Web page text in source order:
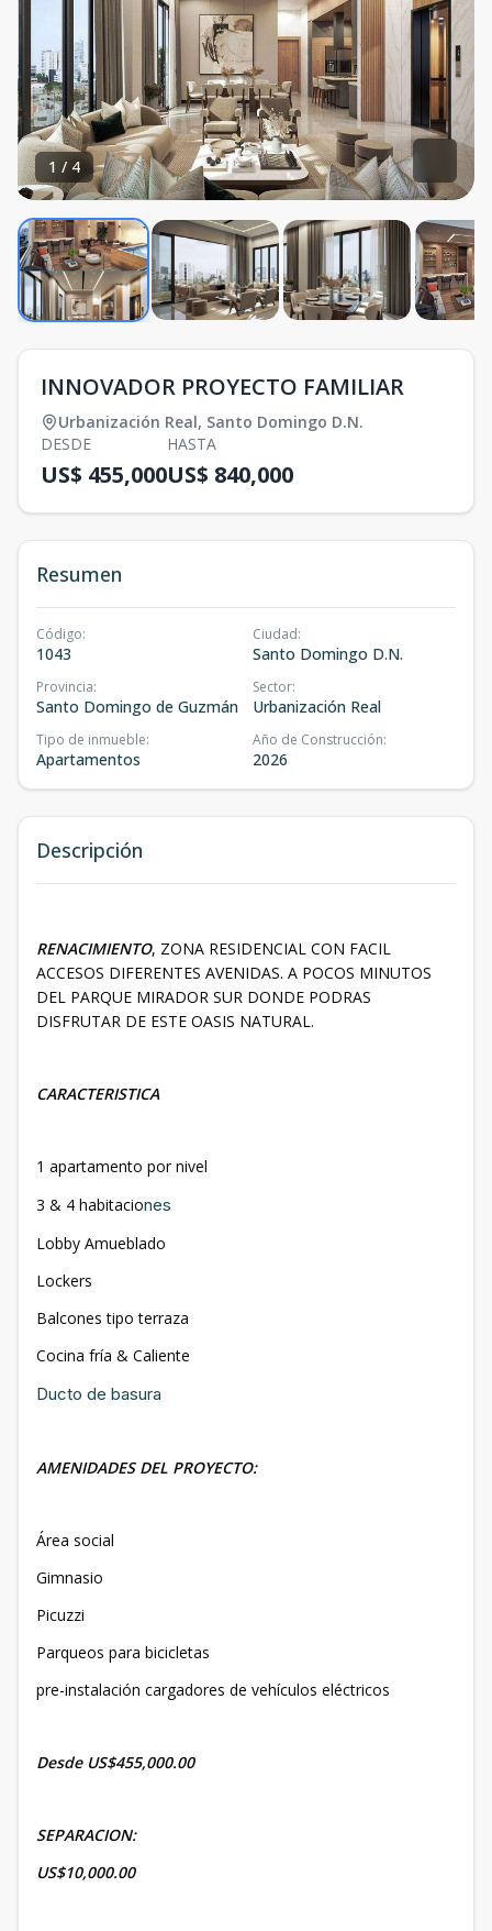
1 / 4
INNOVADOR PROYECTO FAMILIAR
Urbanización Real, Santo Domingo D.N.
DESDE
US$ 455,000
HASTA
US$ 840,000
Resumen
Código:
1043
Ciudad:
Santo Domingo D.N.
Provincia:
Santo Domingo de Guzmán
Sector:
Urbanización Real
Tipo de inmueble:
Apartamentos
Año de Construcción:
2026
Descripción
RENACIMIENTO, ZONA RESIDENCIAL CON FACIL
ACCESOS DIFERENTES AVENIDAS. A POCOS MINUTOS
DEL PARQUE MIRADOR SUR DONDE PODRAS
DISFRUTAR DE ESTE OASIS NATURAL.
CARACTERISTICA
1 apartamento por nivel
3 & 4 habitaciones
Lobby Amueblado
Lockers
Balcones tipo terraza
Cocina fría & Caliente
Ducto de basura
AMENIDADES DEL PROYECTO:
Área social
Gimnasio
Picuzzi
Parqueos para bicicletas
pre-instalación cargadores de vehículos eléctricos
Desde US$455,000.00
SEPARACION:
US$10,000.00